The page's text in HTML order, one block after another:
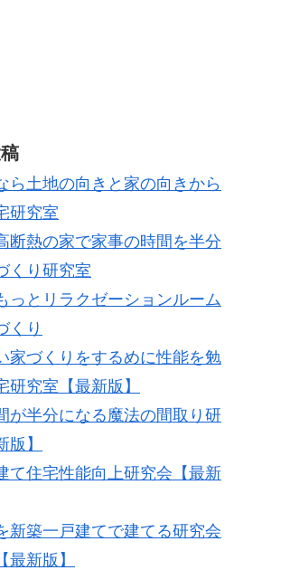
ら土地の向きと家の向きから
研究室
断熱の家で家事の時間を半分
くり研究室
っとリラクゼーションルーム
くり
家づくりをするめに性能を勉
研究室【最新版】
が半分になる魔法の間取り研
版】
て住宅性能向上研究会【最新
新築一戸建てで建てる研究会
最新版】